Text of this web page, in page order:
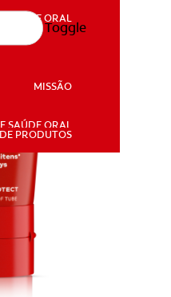
SAÚDE ORAL
AVALIAÇÃO DE SAÚDE ORAL
DE PRODUTOS
PARA PROFISSIONAIS
SAÚDE ORAL
MISSÃO
SAÚDE ORAL
PRODUTOS
Toggle